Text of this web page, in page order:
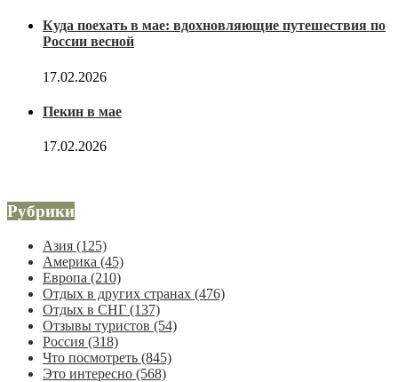
Куда поехать в мае: вдохновляющие путешествия по
России весной
17.02.2026
Пекин в мае
17.02.2026
Рубрики
Азия (125)
Америка (45)
Европа (210)
Отдых в других странах (476)
Отдых в СНГ (137)
Отзывы туристов (54)
Россия (318)
Что посмотреть (845)
Это интересно (568)